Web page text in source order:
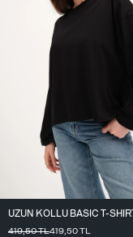
419,50TL419,50TL